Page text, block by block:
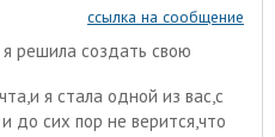
ссылка на сообщение
решила создать свою
я стала одной из вас,с
до сих пор не верится,что